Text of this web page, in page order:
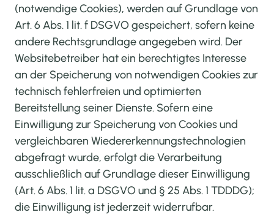
(notwendige Cookies), werden auf Grundlage von
Art. 6 Abs. 1 lit. f DSGVO gespeichert, sofern keine
andere Rechtsgrundlage angegeben wird. Der
Websitebetreiber hat ein berechtigtes Interesse
an der Speicherung von notwendigen Cookies zur
technisch fehlerfreien und optimierten
Bereitstellung seiner Dienste. Sofern eine
Einwilligung zur Speicherung von Cookies und
vergleichbaren Wiedererkennungstechnologien
abgefragt wurde, erfolgt die Verarbeitung
ausschließlich auf Grundlage dieser Einwilligung
(Art. 6 Abs. 1 lit. a DSGVO und § 25 Abs. 1 TDDDG);
die Einwilligung ist jederzeit widerrufbar.